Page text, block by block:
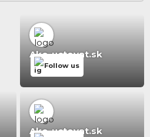
Ako-uctovat.sk
Follow us
Ako-uctovat.sk